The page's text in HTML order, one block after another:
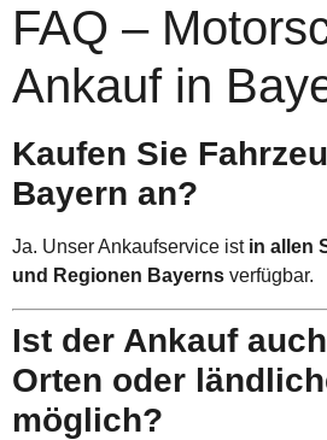
FAQ –
Ankauf in
Kaufen Sie
Bayern an?
Ja. Unser Ankaufservice ist in allen
und Regionen Bayerns verfügbar.
Ist der Ankauf
Orten oder
möglich?